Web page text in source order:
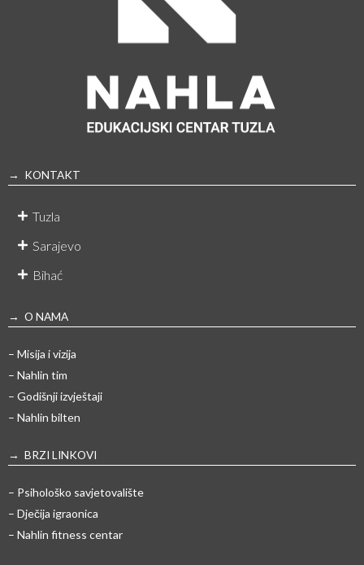
→ KONTAKT
Tuzla
Sarajevo
Bihać
→ O NAMA
– Misija i vizija
– Nahlin tim
– Godišnji izvještaji
– Nahlin bilten
→ BRZI LINKOVI
– Psihološko savjetovalište
– Dječija igraonica
– Nahlin fitness centar